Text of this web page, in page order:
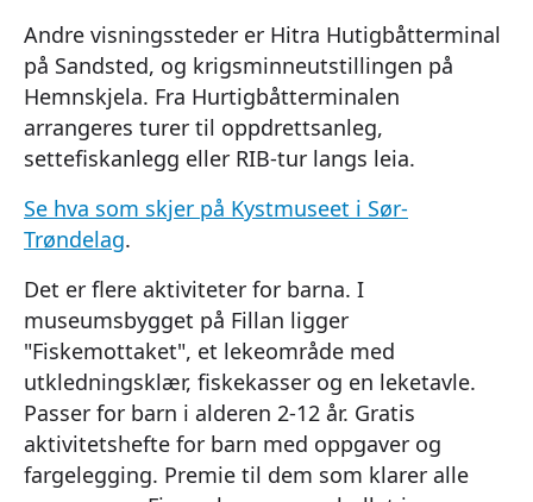
Andre visningssteder er Hitra Hutigbåtterminal
på Sandsted, og krigsminneutstillingen på
Hemnskjela. Fra Hurtigbåtterminalen
arrangeres turer til oppdrettsanleg,
settefiskanlegg eller RIB-tur langs leia.
Se hva som skjer på Kystmuseet i Sør-
Trøndelag.
Det er flere aktiviteter for barna. I
museumsbygget på Fillan ligger
"Fiskemottaket", et lekeområde med
utkledningsklær, fiskekasser og en leketavle.
Passer for barn i alderen 2-12 år. Gratis
aktivitetshefte for barn med oppgaver og
fargelegging. Premie til dem som klarer alle